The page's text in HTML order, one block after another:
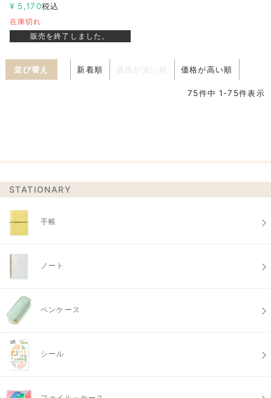
¥ 5,170税込
在庫切れ
販売を終了しました。
並び替え 新着順 価格が安い順 価格が高い順
75件中 1-75件表示
STATIONARY
手帳
ノート
ペンケース
シール